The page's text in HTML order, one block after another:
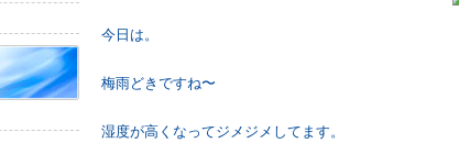
今日は。
梅雨どきですね〜
湿度が高くなってジメジメしてます。